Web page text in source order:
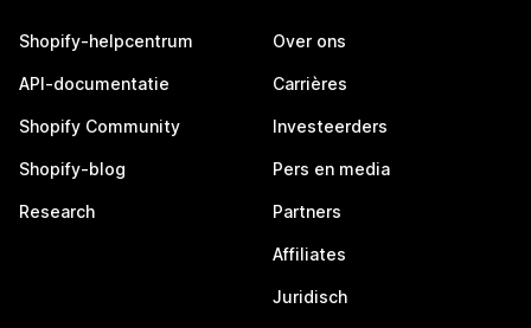
Shopify-helpcentrum
API-documentatie
Shopify Community
Shopify-blog
Research
Over ons
Carrières
Investeerders
Pers en media
Partners
Affiliates
Juridisch